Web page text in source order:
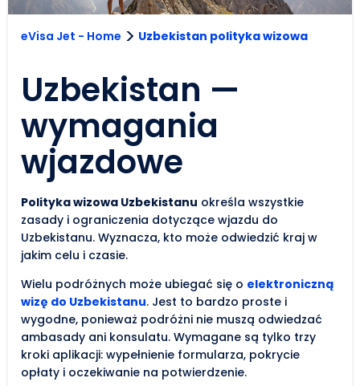
eVisa Jet - Home > Uzbekistan polityka wizowa
Uzbekistan —
wymagania
wjazdowe
Polityka wizowa Uzbekistanu określa wszystkie
zasady i ograniczenia dotyczące wjazdu do
Uzbekistanu. Wyznacza, kto może odwiedzić kraj w
jakim celu i czasie.
Wielu podróżnych może ubiegać się o elektroniczną
wizę do Uzbekistanu. Jest to bardzo proste i
wygodne, ponieważ podróżni nie muszą odwiedzać
ambasady ani konsulatu. Wymagane są tylko trzy
kroki aplikacji: wypełnienie formularza, pokrycie
opłaty i oczekiwanie na potwierdzenie.